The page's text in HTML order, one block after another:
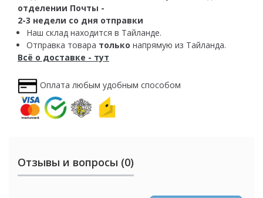
отделении Почты -
2-3 недели со дня отправки
Наш склад находится в Тайланде.
Отправка товара только напрямую из Тайланда.
Всё о доставке - тут
Оплата любым удобным способом
Отзывы и вопросы (0)